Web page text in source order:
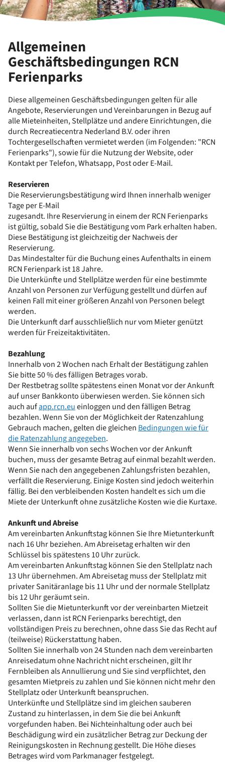
Allgemeinen
Geschäftsbedingungen RCN
Ferienparks
Diese allgemeinen Geschäftsbedingungen gelten für alle
Angebote, Reservierungen und Vereinbarungen in Bezug auf
alle Mieteinheiten, Stellplätze und andere Einrichtungen, die
durch Recreatiecentra Nederland B.V. oder ihren
Tochtergesellschaften vermietet werden (im Folgenden: "RCN
Ferienparks"), sowie für die Nutzung der Website, oder
Kontakt per Telefon, Whatsapp, Post oder E-Mail.
Reservieren
Die Reservierungsbestätigung wird Ihnen innerhalb weniger
Tage per E-Mail
zugesandt. Ihre Reservierung in einem der RCN Ferienparks
ist gültig, sobald Sie die Bestätigung vom Park erhalten haben.
Diese Bestätigung ist gleichzeitig der Nachweis der
Reservierung.
Das Mindestalter für die Buchung eines Aufenthalts in einem
RCN Ferienpark ist 18 Jahre.
Die Unterkünfte und Stellplätze werden für eine bestimmte
Anzahl von Personen zur Verfügung gestellt und dürfen auf
keinen Fall mit einer größeren Anzahl von Personen belegt
werden.
Die Unterkunft darf ausschließlich nur vom Mieter genützt
werden für Freizeitaktivitäten.
Bezahlung
Innerhalb von 2 Wochen nach Erhalt der Bestätigung zahlen
Sie bitte 50 % des fälligen Betrages vorab.
Der Restbetrag sollte spätestens einen Monat vor der Ankunft
auf unser Bankkonto überwiesen werden. Sie können sich
auch aufapp.rcn.eueinloggen und den fälligen Betrag
bezahlen. Wenn Sie von der Möglichkeit der Ratenzahlung
Gebrauch machen, gelten die gleichen Bedingungen wie für
die Ratenzahlung angegeben.
Wenn Sie innerhalb von sechs Wochen vor der Ankunft
buchen, muss der gesamte Betrag auf einmal bezahlt werden.
Wenn Sie nach den angegebenen Zahlungsfristen bezahlen,
verfällt die Reservierung. Einige Kosten sind jedoch weiterhin
fällig. Bei den verbleibenden Kosten handelt es sich um die
Miete der Unterkunft ohne zusätzliche Kosten wie die Kurtaxe.
Ankunft und Abreise
Am vereinbarten Ankunftstag können Sie Ihre Mietunterkunft
nach 16 Uhr beziehen. Am Abreisetag erhalten wir den
Schlüssel bis spätestens 10 Uhr zurück.
Am vereinbarten Ankunftstag können Sie den Stellplatz nach
13 Uhr übernehmen. Am Abreisetag muss der Stellplatz mit
privater Sanitäranlage bis 11 Uhr und der normale Stellplatz
bis 12 Uhr geräumt sein.
Sollten Sie die Mietunterkunft vor der vereinbarten Mietzeit
verlassen, dann ist RCN Ferienparks berechtigt, den
vollständigen Preis zu berechnen, ohne dass Sie das Recht auf
(teilweise) Rückerstattung haben.
Sollten Sie innerhalb von 24 Stunden nach dem vereinbarten
Anreisedatum ohne Nachricht nicht erscheinen, gilt Ihr
Fernbleiben als Annullierung und Sie sind verpflichtet, den
gesamten Mietpreis zu zahlen und Sie können nicht mehr den
Stellplatz oder Unterkunft beanspruchen.
Unterkünfte und Stellplätze sind im gleichen sauberen
Zustand zu hinterlassen, in dem Sie die bei Ankunft
vorgefunden haben. Bei Nichteinhaltung oder auch bei
Beschädigung wird ein zusätzlicher Betrag zur Deckung der
Reinigungskosten in Rechnung gestellt. Die Höhe dieses
Betrages wird vom Parkmanager festgelegt.